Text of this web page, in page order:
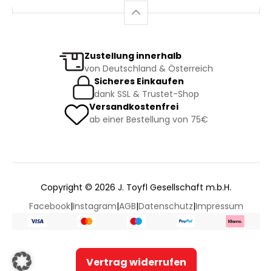
Zustellung innerhalb
von Deutschland & Österreich
Sicheres Einkaufen
dank SSL & Trustet-Shop
Versandkostenfrei
ab einer Bestellung von 75€
Copyright © 2026 J. Toyfl Gesellschaft m.b.H.
Facebook|Instagram|AGB|Datenschutz|Impressum
Vertrag widerrufen